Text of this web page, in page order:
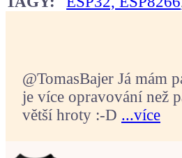
@TomasBajer Já mám
je více opravování než
větší hroty :-D ...více